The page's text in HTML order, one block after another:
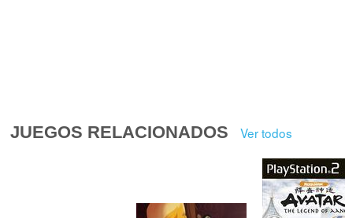
JUEGOS RELACIONADOS Ver todos